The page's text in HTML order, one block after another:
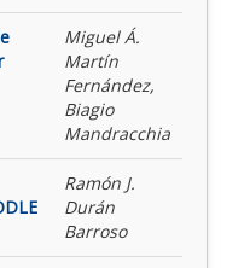
Miguel Á.
Martín
Fernández,
Biagio
Mandracchia
Ramón J.
Durán
Barroso